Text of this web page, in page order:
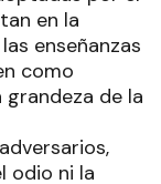
en la
enseñanzas
como
de la
odio ni la